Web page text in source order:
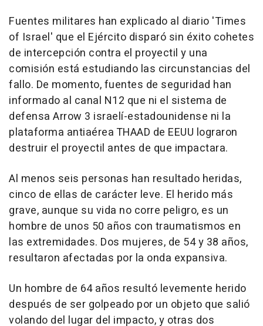
Fuentes militares han explicado al diario 'Times
of Israel' que el Ejército disparó sin éxito cohetes
de intercepción contra el proyectil y una
comisión está estudiando las circunstancias del
fallo. De momento, fuentes de seguridad han
informado al canal N12 que ni el sistema de
defensa Arrow 3 israelí-estadounidense ni la
plataforma antiaérea THAAD de EEUU lograron
destruir el proyectil antes de que impactara.
Al menos seis personas han resultado heridas,
cinco de ellas de carácter leve. El herido más
grave, aunque su vida no corre peligro, es un
hombre de unos 50 años con traumatismos en
las extremidades. Dos mujeres, de 54 y 38 años,
resultaron afectadas por la onda expansiva.
Un hombre de 64 años resultó levemente herido
después de ser golpeado por un objeto que salió
volando del lugar del impacto, y otras dos